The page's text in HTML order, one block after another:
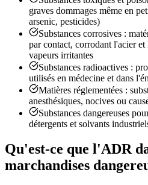
graves dommages même en
arsenic, pesticides)
Substances corrosives :
par contact, corrodant l'acier
vapeurs irritantes
Substances radioactives :
utilisés en médecine et dans
Matières réglementées :
anesthésiques, nocives ou
Substances dangereuses
détergents et solvants
Qu'est-ce que l'ADR
marchandises